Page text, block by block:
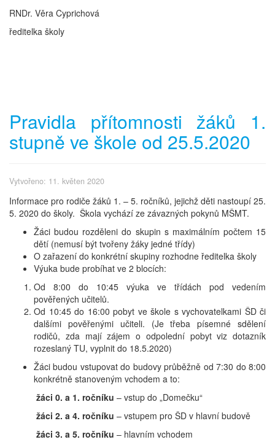
RNDr. Věra Cyprichová
ředitelka školy
Pravidla přítomnosti žáků 1.
stupně ve škole od 25.5.2020
Vytvořeno: 11. květen 2020
Informace pro rodiče žáků 1. – 5. ročníků, jejichž děti nastoupí 25.
5. 2020 do školy. Škola vychází ze závazných pokynů MŠMT.
Žáci budou rozděleni do skupin s maximálním počtem 15
dětí (nemusí být tvořeny žáky jedné třídy)
O zařazení do konkrétní skupiny rozhodne ředitelka školy
Výuka bude probíhat ve 2 blocích:
Od 8:00 do 10:45 výuka ve třídách pod vedením
pověřených učitelů.
Od 10:45 do 16:00 pobyt ve škole s vychovatelkami ŠD či
dalšími pověřenými učiteli. (Je třeba písemné sdělení
rodičů, zda mají zájem o odpolední pobyt viz dotazník
rozeslaný TU, vyplnit do 18.5.2020)
Žáci budou vstupovat do budovy průběžně od 7:30 do 8:00
konkrétně stanoveným vchodem a to:
žáci 0. a 1. ročníku – vstup do „Domečku“
žáci 2. a 4. ročníku – vstupem pro ŠD v hlavní budově
žáci 3. a 5. ročníku – hlavním vchodem